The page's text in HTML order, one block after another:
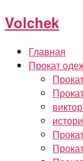
Volchek
Главная
Прокат